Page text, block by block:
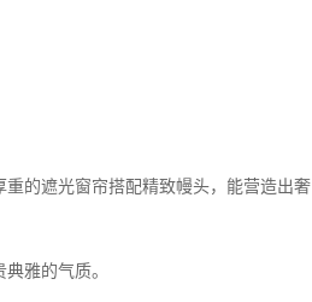
的遮光窗帘搭配精致幔头，能营造出奢
雅的气质。